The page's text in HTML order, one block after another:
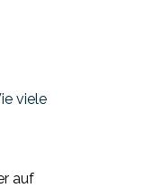
viele
auf